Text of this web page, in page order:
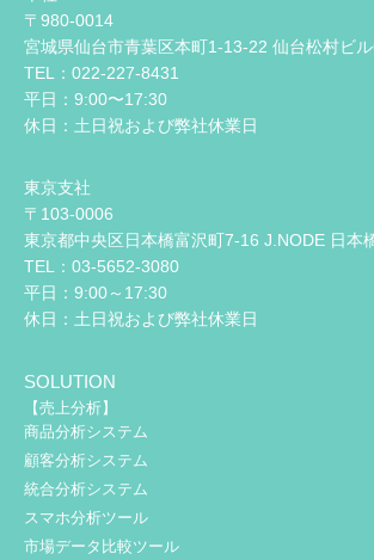
〒980-0014
宮城県仙台市青葉区本町1-13-22 仙台松村ビ
TEL：022-227-8431
平日：9:00〜17:30
休日：土日祝および弊社休業日
東京支社
〒103-0006
東京都中央区日本橋富沢町7-16 J.NODE 日本
TEL：03-5652-3080
平日：9:00～17:30
休日：土日祝および弊社休業日
SOLUTION
【売上分析】
商品分析システム
顧客分析システム
統合分析システム
スマホ分析ツール
市場データ比較ツール